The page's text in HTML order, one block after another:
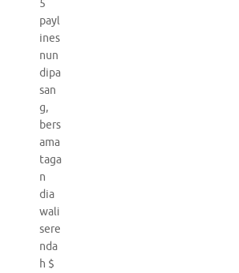
5
payl
ines
nun
dipa
san
g,
bers
ama
taga
n
dia
wali
sere
nda
h $